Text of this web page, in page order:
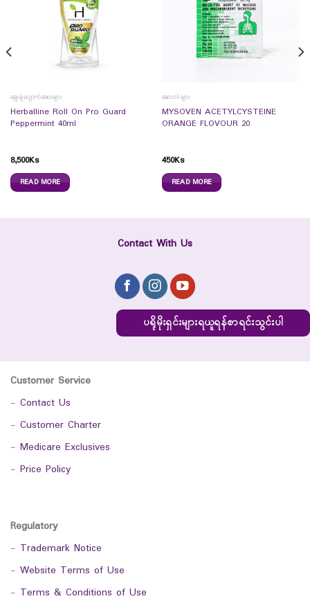
ချွေးနံ့ပျောက်ဆေးများ
Herballine Roll On Pro Guard
Peppermint 40ml
8,500Ks
READ MORE
ဆေးဝါးများ
MYSOVEN ACETYLCYSTEINE
ORANGE FLOVOUR 20
450Ks
READ MORE
Contact With Us
ပရိုမိုးရှင်းများရယူရန်စာရင်းသွင်းပါ
Customer Service
- Contact Us
- Customer Charter
- Medicare Exclusives
- Price Policy
Regulatory
- Trademark Notice
- Website Terms of Use
- Terms & Conditions of Use